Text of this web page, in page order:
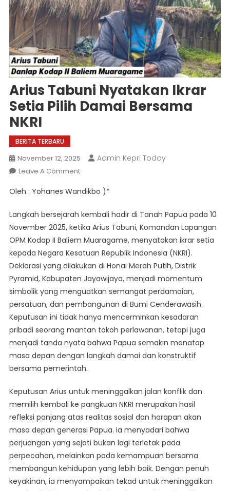
Arius Tabuni Nyatakan Ikrar
Setia Pilih Damai Bersama
NKRI
BERITA TERBARU
November 12, 2025 Admin Kepri Today
Leave A CommentOn
Tabuni
Ikrar
Setia
Pilih
Damai
Bersama
NKRI
Oleh : Yohanes Wandikbo )*
Langkah bersejarah kembali hadir di Tanah Papua pada 10
November 2025, ketika Arius Tabuni, Komandan Lapangan
OPM Kodap II Baliem Muaragame, menyatakan ikrar setia
kepada Negara Kesatuan Republik Indonesia (NKRI).
Deklarasi yang dilakukan di Honai Merah Putih, Distrik
Pyramid, Kabupaten Jayawijaya, menjadi momentum
simbolik yang menguatkan semangat perdamaian,
persatuan, dan pembangunan di Bumi Cenderawasih.
Keputusan ini tidak hanya mencerminkan kesadaran
pribadi seorang mantan tokoh perlawanan, tetapi juga
menjadi tanda nyata bahwa Papua semakin menatap
masa depan dengan langkah damai dan konstruktif
bersama pemerintah.
Keputusan Arius untuk meninggalkan jalan konflik dan
memilih kembali ke pangkuan NKRI merupakan hasil
refleksi panjang atas realitas sosial dan harapan akan
masa depan generasi Papua. Ia menyadari bahwa
perjuangan yang sejati bukan lagi terletak pada
perpecahan, melainkan pada kemampuan bersama
membangun kehidupan yang lebih baik. Dengan penuh
keyakinan, ia menyampaikan tekad untuk meninggalkan